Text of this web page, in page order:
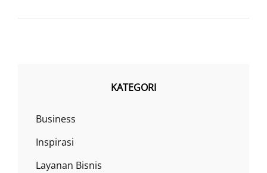
RUMAH
KATEGORI
Business
Inspirasi
Layanan Bisnis